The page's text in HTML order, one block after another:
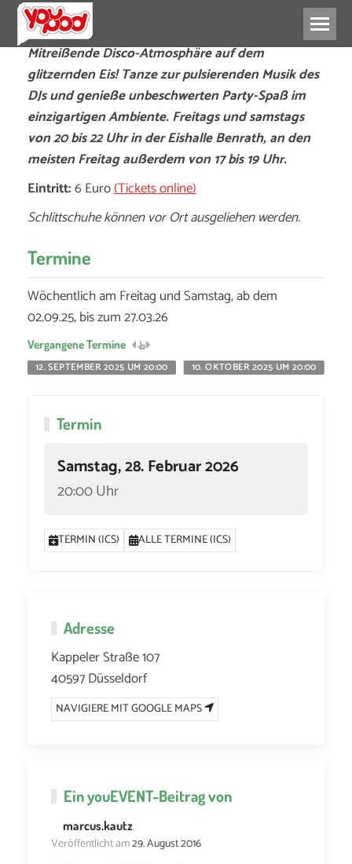
Mitreißende Disco-Atmosphäre auf dem
glitzernden Eis! Tanze zur pulsierenden Musik des
DJs und genieße unbeschwerten Party-Spaß im
einzigartigen Ambiente. Freitags und samstags
von 20 bis 22 Uhr in der Eishalle Benrath, an den
meisten Freitag außerdem von 17 bis 19 Uhr.
Eintritt:6 Euro(Tickets online)
Schlittschuhe können vor Ort ausgeliehen werden.
Termine
Wöchentlich am Freitag und Samstag, ab dem
02.09.25, bis zum 27.03.26
Vergangene Termine
12. SEPTEMBER 2025 UM 20:00
10. OKTOBER 2025 UM 20:00
Termin
Samstag, 28. Februar 2026
20:00 Uhr
TERMIN (ICS) ALLE TERMINE (ICS)
Adresse
Kappeler Straße 107
40597 Düsseldorf
NAVIGIERE MIT GOOGLE MAPS
EinyouEVENT-Beitrag von
marcus.kautz
Veröffentlicht am29. August 2016